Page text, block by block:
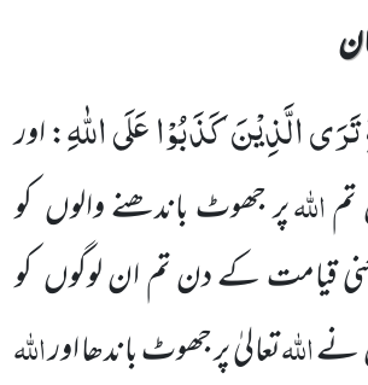
الَّذِیْنَ كَذَبُوْا عَلَى اللّٰهِ: اور
اللہپر جھوٹ باندھنے والوں کو
قیامت کے دن تم ان لوگوں کو
نےاللہتعالیٰ پر جھوٹ باندھا اوراللہ